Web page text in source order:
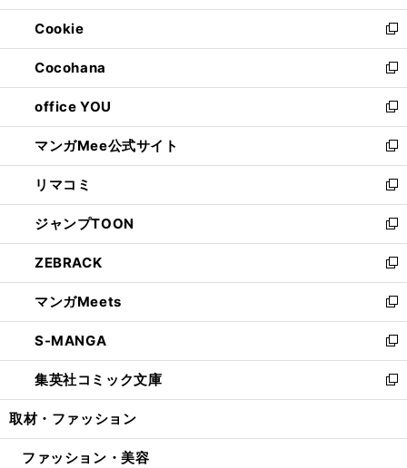
開
く
ウ
で
開
く
ン
ド
ウ
で
開
く
ウ
ィ
ン
ド
ウ
で
開
く
Cookie
新
し
い
ウ
ィ
ン
ド
ウ
で
開
く
Cocohana
新
し
い
ウ
ィ
ン
ド
ウ
で
開
く
office YOU
新
し
い
ウ
ィ
ン
ド
ウ
で
開
く
マンガMee公式サイト
新
し
い
ウ
ィ
ン
ド
ウ
で
開
く
リマコミ
新
し
い
ウ
ィ
ン
ド
ウ
で
開
く
ジャンプTOON
新
し
い
ウ
ィ
ン
ド
ウ
で
開
ZEBRACK
新
し
い
ウ
ィ
ン
ド
ウ
開
マンガMeets
新
し
い
ウ
ィ
ン
ウ
S-MANGA
新
し
い
ウ
ン
集英社コミック文庫
新
し
ウ
取材・ファッション
ファッション・美容